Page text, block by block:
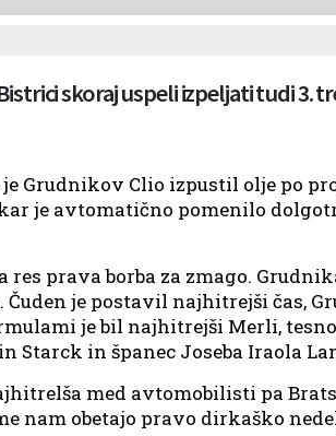
skoraj uspeli izpeljati tudi 3.
Grudnikov Clio izpustil olje po
je avtomatično pomenilo
prava borba za zmago.
je postavil najhitrejši čas,
je bil najhitrejši Merli,
in španec Joseba Iraola
med avtomobilisti pa
nam obetajo pravo dirkaško